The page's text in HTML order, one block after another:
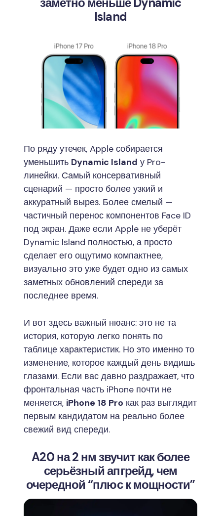
Island
По ряду утечек, Apple собирается
уменьшить Dynamic Island у Pro-
линейки. Самый консервативный
сценарий — просто более узкий и
аккуратный вырез. Более смелый —
частичный перенос компонентов Face ID
под экран. Даже если Apple не уберёт
Dynamic Island полностью, а просто
сделает его ощутимо компактнее,
визуально это уже будет одно из самых
заметных обновлений спереди за
последнее время.
И вот здесь важный нюанс: это не та
история, которую легко понять по
таблице характеристик. Но это именно то
изменение, которое каждый день видишь
глазами. Если вас давно раздражает, что
фронтальная часть iPhone почти не
меняется, iPhone 18 Pro как раз выглядит
первым кандидатом на реально более
свежий вид спереди.
A20 на 2 нм звучит как более
серьёзный апгрейд, чем
очередной “плюс к мощности”